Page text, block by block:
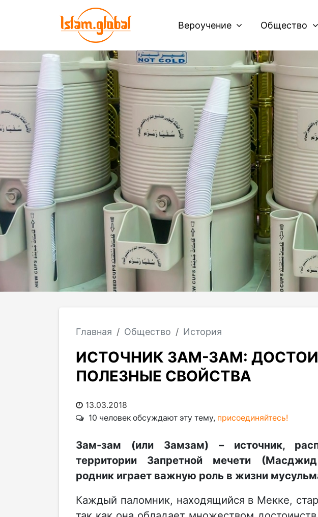
Вероучение Общество
Главная Общество История
ИСТОЧНИК ЗАМ-ЗАМ:
ПОЛЕЗНЫЕ СВОЙСТВА
13.03.2018
10 человек обсуждают эту тему, присоединяйтесь!
Зам-зам (или Замзам) – источник,
территории Запретной мечети
родник играет важную роль в жизни
Каждый паломник, находящийся в Мекке,